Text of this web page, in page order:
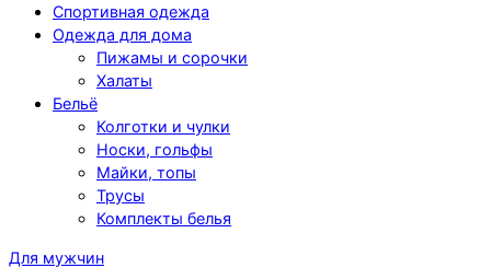
Спортивная одежда
Одежда для дома
Пижамы и сорочки
Халаты
Бельё
Колготки и чулки
Носки, гольфы
Майки, топы
Трусы
Комплекты белья
Для мужчин